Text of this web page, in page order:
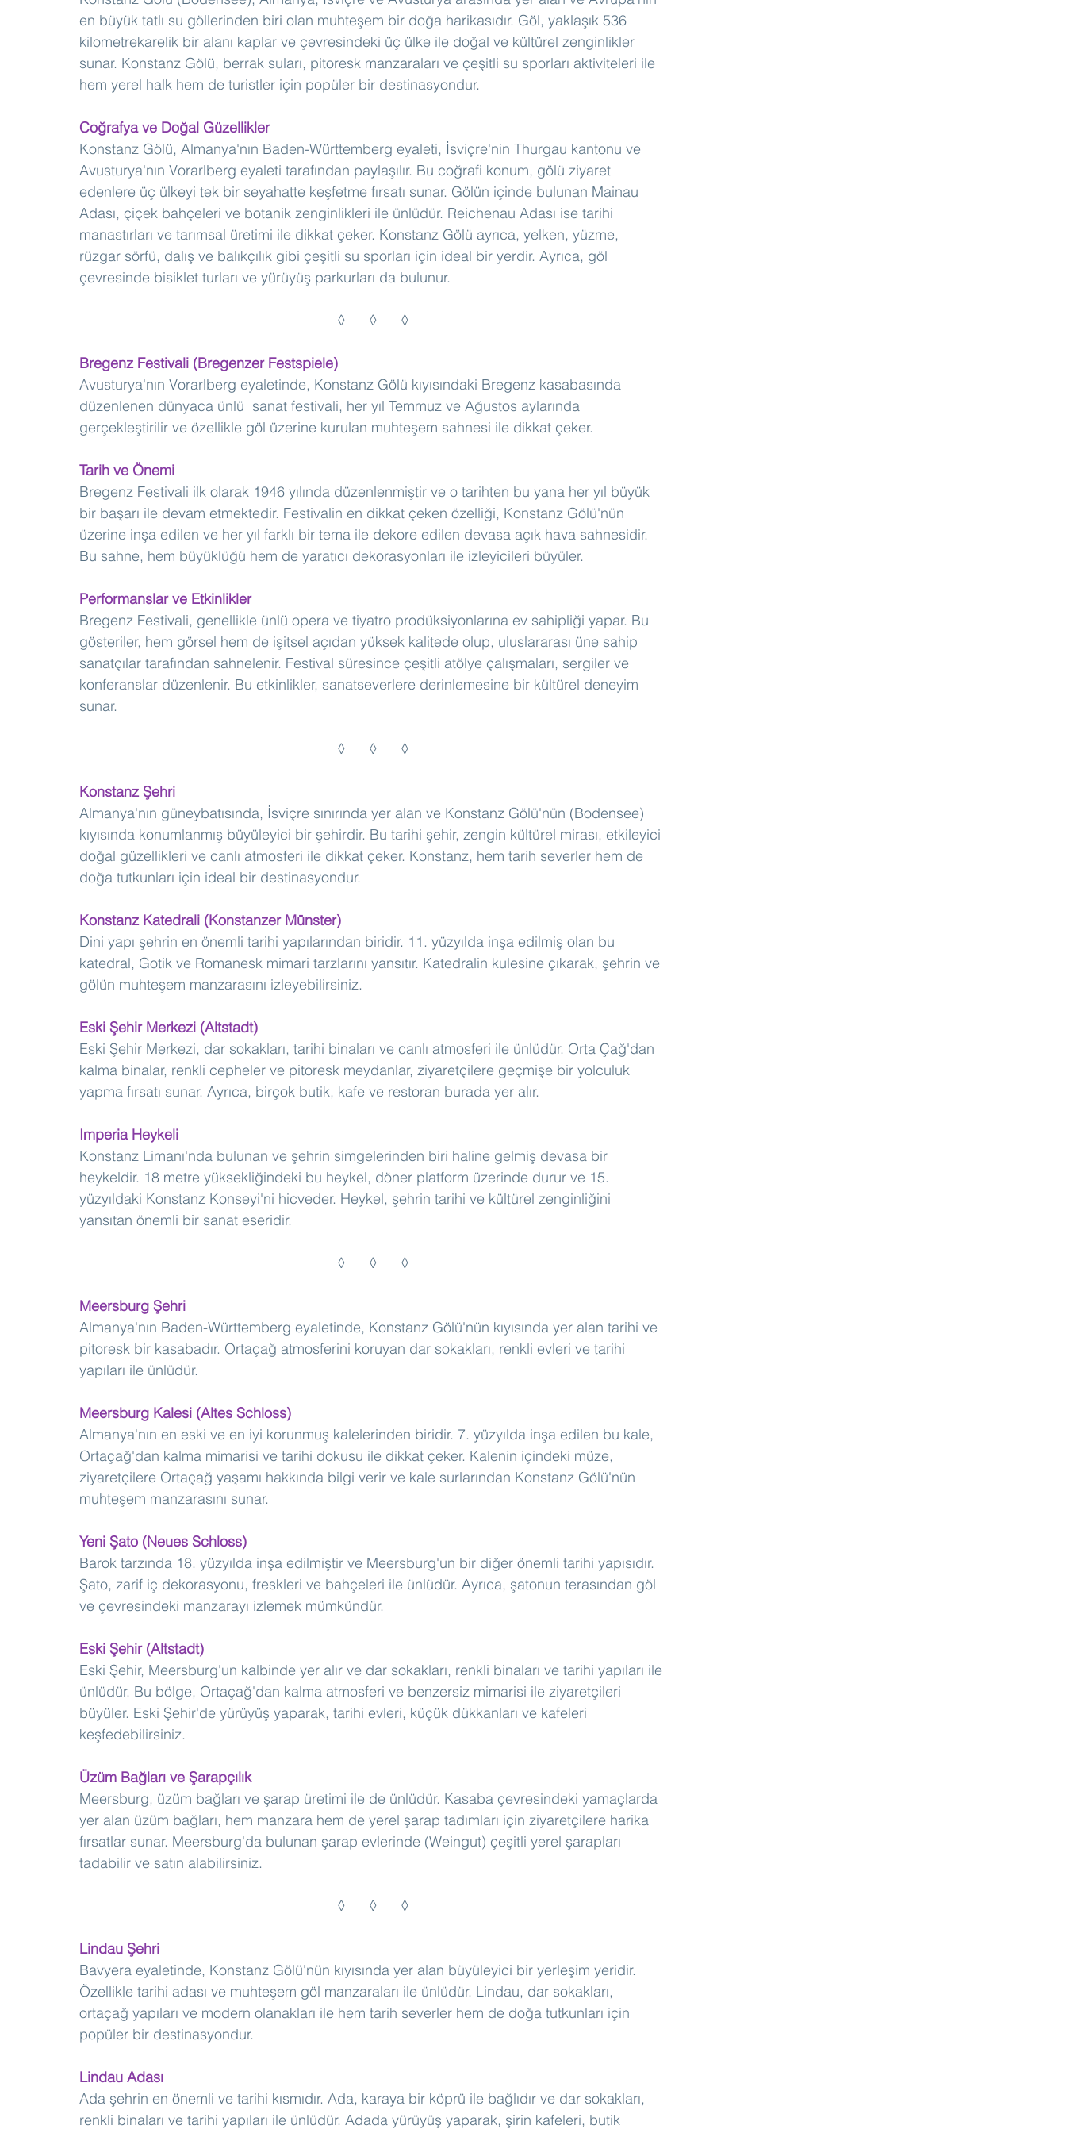
en büyük tatlı su göllerinden biri olan muhteşem bir doğa harikasıdır. Göl, yaklaşık 536
kilometrekarelik bir alanı kaplar ve çevresindeki üç ülke ile doğal ve kültürel zenginlikler
sunar. Konstanz Gölü, berrak suları, pitoresk manzaraları ve çeşitli su sporları aktiviteleri ile
hem yerel halk hem de turistler için popüler bir destinasyondur.
Coğrafya ve Doğal Güzellikler
Konstanz Gölü, Almanya'nın Baden-Württemberg eyaleti, İsviçre'nin Thurgau kantonu ve
Avusturya'nın Vorarlberg eyaleti tarafından paylaşılır. Bu coğrafi konum, gölü ziyaret
edenlere üç ülkeyi tek bir seyahatte keşfetme fırsatı sunar. Gölün içinde bulunan Mainau
Adası, çiçek bahçeleri ve botanik zenginlikleri ile ünlüdür. Reichenau Adası ise tarihi
manastırları ve tarımsal üretimi ile dikkat çeker. Konstanz Gölü ayrıca, yelken, yüzme,
rüzgar sörfü, dalış ve balıkçılık gibi çeşitli su sporları için ideal bir yerdir. Ayrıca, göl
çevresinde bisiklet turları ve yürüyüş parkurları da bulunur.
◊	◊	◊
Bregenz Festivali (Bregenzer Festspiele)
Avusturya'nın Vorarlberg eyaletinde, Konstanz Gölü kıyısındaki Bregenz kasabasında
düzenlenen dünyaca ünlü  sanat festivali, her yıl Temmuz ve Ağustos aylarında
gerçekleştirilir ve özellikle göl üzerine kurulan muhteşem sahnesi ile dikkat çeker.
Tarih ve Önemi
Bregenz Festivali ilk olarak 1946 yılında düzenlenmiştir ve o tarihten bu yana her yıl büyük
bir başarı ile devam etmektedir. Festivalin en dikkat çeken özelliği, Konstanz Gölü'nün
üzerine inşa edilen ve her yıl farklı bir tema ile dekore edilen devasa açık hava sahnesidir.
Bu sahne, hem büyüklüğü hem de yaratıcı dekorasyonları ile izleyicileri büyüler.
Performanslar ve Etkinlikler
Bregenz Festivali, genellikle ünlü opera ve tiyatro prodüksiyonlarına ev sahipliği yapar. Bu
gösteriler, hem görsel hem de işitsel açıdan yüksek kalitede olup, uluslararası üne sahip
sanatçılar tarafından sahnelenir. Festival süresince çeşitli atölye çalışmaları, sergiler ve
konferanslar düzenlenir. Bu etkinlikler, sanatseverlere derinlemesine bir kültürel deneyim
sunar.
◊	◊	◊
Konstanz Şehri
Almanya'nın güneybatısında, İsviçre sınırında yer alan ve Konstanz Gölü'nün (Bodensee)
kıyısında konumlanmış büyüleyici bir şehirdir. Bu tarihi şehir, zengin kültürel mirası, etkileyici
doğal güzellikleri ve canlı atmosferi ile dikkat çeker. Konstanz, hem tarih severler hem de
doğa tutkunları için ideal bir destinasyondur.
Konstanz Katedrali (Konstanzer Münster)
Dini yapı şehrin en önemli tarihi yapılarından biridir. 11. yüzyılda inşa edilmiş olan bu
katedral, Gotik ve Romanesk mimari tarzlarını yansıtır. Katedralin kulesine çıkarak, şehrin ve
gölün muhteşem manzarasını izleyebilirsiniz.
Eski Şehir Merkezi (Altstadt)
Eski Şehir Merkezi, dar sokakları, tarihi binaları ve canlı atmosferi ile ünlüdür. Orta Çağ'dan
kalma binalar, renkli cepheler ve pitoresk meydanlar, ziyaretçilere geçmişe bir yolculuk
yapma fırsatı sunar. Ayrıca, birçok butik, kafe ve restoran burada yer alır.
Imperia Heykeli
Konstanz Limanı'nda bulunan ve şehrin simgelerinden biri haline gelmiş devasa bir
heykeldir. 18 metre yüksekliğindeki bu heykel, döner platform üzerinde durur ve 15.
yüzyıldaki Konstanz Konseyi'ni hicveder. Heykel, şehrin tarihi ve kültürel zenginliğini
yansıtan önemli bir sanat eseridir.
◊	◊	◊
Meersburg Şehri
Almanya'nın Baden-Württemberg eyaletinde, Konstanz Gölü'nün kıyısında yer alan tarihi ve
pitoresk bir kasabadır. Ortaçağ atmosferini koruyan dar sokakları, renkli evleri ve tarihi
yapıları ile ünlüdür.
Meersburg Kalesi (Altes Schloss)
Almanya'nın en eski ve en iyi korunmuş kalelerinden biridir. 7. yüzyılda inşa edilen bu kale,
Ortaçağ'dan kalma mimarisi ve tarihi dokusu ile dikkat çeker. Kalenin içindeki müze,
ziyaretçilere Ortaçağ yaşamı hakkında bilgi verir ve kale surlarından Konstanz Gölü'nün
muhteşem manzarasını sunar.
Yeni Şato (Neues Schloss)
Barok tarzında 18. yüzyılda inşa edilmiştir ve Meersburg'un bir diğer önemli tarihi yapısıdır.
Şato, zarif iç dekorasyonu, freskleri ve bahçeleri ile ünlüdür. Ayrıca, şatonun terasından göl
ve çevresindeki manzarayı izlemek mümkündür.
Eski Şehir (Altstadt)
Eski Şehir, Meersburg'un kalbinde yer alır ve dar sokakları, renkli binaları ve tarihi yapıları ile
ünlüdür. Bu bölge, Ortaçağ'dan kalma atmosferi ve benzersiz mimarisi ile ziyaretçileri
büyüler. Eski Şehir'de yürüyüş yaparak, tarihi evleri, küçük dükkanları ve kafeleri
keşfedebilirsiniz.
Üzüm Bağları ve Şarapçılık
Meersburg, üzüm bağları ve şarap üretimi ile de ünlüdür. Kasaba çevresindeki yamaçlarda
yer alan üzüm bağları, hem manzara hem de yerel şarap tadımları için ziyaretçilere harika
fırsatlar sunar. Meersburg'da bulunan şarap evlerinde (Weingut) çeşitli yerel şarapları
tadabilir ve satın alabilirsiniz.
◊	◊	◊
Lindau Şehri
Bavyera eyaletinde, Konstanz Gölü'nün kıyısında yer alan büyüleyici bir yerleşim yeridir.
Özellikle tarihi adası ve muhteşem göl manzaraları ile ünlüdür. Lindau, dar sokakları,
ortaçağ yapıları ve modern olanakları ile hem tarih severler hem de doğa tutkunları için
popüler bir destinasyondur.
Lindau Adası
Ada şehrin en önemli ve tarihi kısmıdır. Ada, karaya bir köprü ile bağlıdır ve dar sokakları,
renkli binaları ve tarihi yapıları ile ünlüdür. Adada yürüyüş yaparak, şirin kafeleri, butik